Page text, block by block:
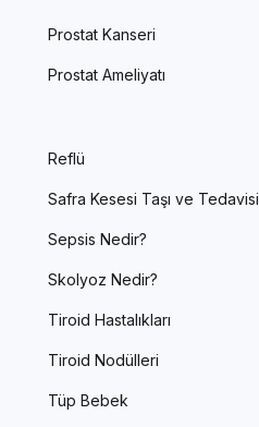
Prostat Kanseri
Prostat Ameliyatı
Reflü
Safra Kesesi Taşı ve Tedavisi
Sepsis Nedir?
Skolyoz Nedir?
Tiroid Hastalıkları
Tiroid Nodülleri
Tüp Bebek